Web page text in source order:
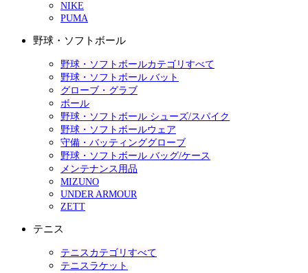
NIKE
PUMA
野球・ソフトボール
野球・ソフトボールカテゴリすべて
野球・ソフトボール バット
グローブ・グラブ
ボール
野球・ソフトボール シューズ/スパイク
野球・ソフトボールウェア
守備・バッティンググローブ
野球・ソフトボール バッグ/ケース
メンテナンス用品
MIZUNO
UNDER ARMOUR
ZETT
テニス
テニスカテゴリすべて
テニスラケット